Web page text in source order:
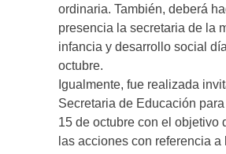
ordinaria. También, deberá
presencia la secretaria de la
infancia y desarrollo social
octubre.
Igualmente, fue realizada
Secretaria de Educación
15 de octubre con el objetivo
las acciones con referencia a